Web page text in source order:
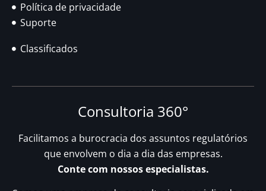
Política de privacidade
Suporte
Classificados
Consultoria 360°
Facilitamos a burocracia dos assuntos regulatórios
que envolvem o dia a dia das empresas.
Conte com nossos especialistas.